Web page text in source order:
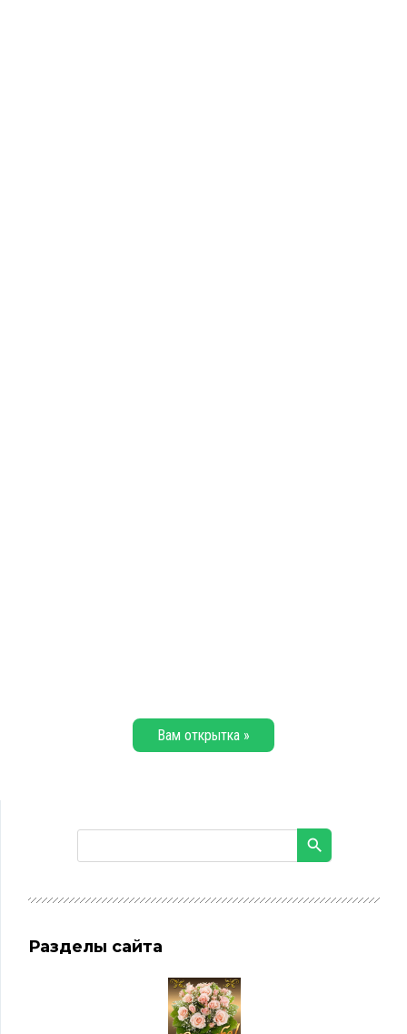
Вам открытка »
Разделы сайта